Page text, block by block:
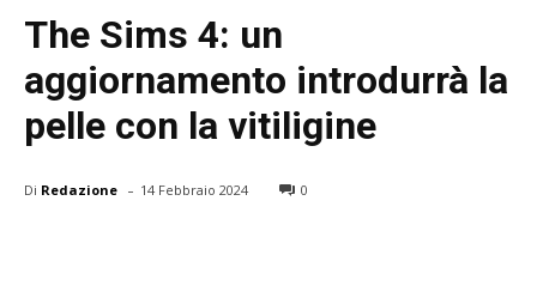
The Sims 4: un
aggiornamento introdurrà la
pelle con la vitiligine
Di Redazione - 14 Febbraio 2024 0